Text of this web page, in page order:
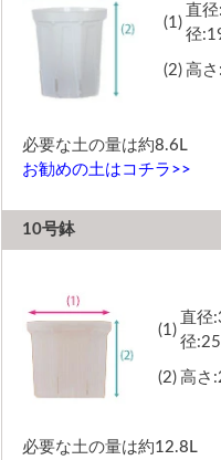
(1)
直
径
(2) 高
必要な土の量は約8.6L
お勧めの土はコチラ>>
10号鉢
(1)
直径
径
(2) 高さ
必要な土の量は約12.8L